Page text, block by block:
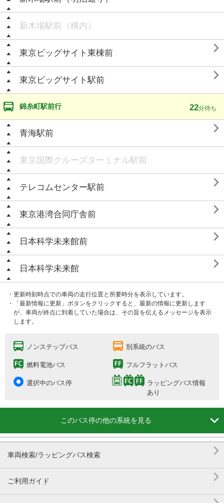
新木場駅前（構内）
東京ビッグサイト東棟前 
東京ビッグサイト駅前 
錦糸町駅前行 22分待ち
青海駅前 
東京国際クルーズターミナル駅前
テレコムセンター駅前 
東京港湾合同庁舎前 
日本科学未来館前 
日本科学未来館 
・更新時刻時点での車両の走行位置と所要時分を表示しています。
・「最新情報に更新」ボタンをクリックすると、最新の情報に更新します
が、車両が終点に到着していた場合は、その旨を伝えるメッセージを表示
します。
ノンステップバス 別系統のバス
燃料電池バス フルフラットバス
選択中のバス停
ラッピングバス情報
あり
このバス停の他の系統を見る 
車両検索/ラッピングバス検索 
ご利用ガイド
